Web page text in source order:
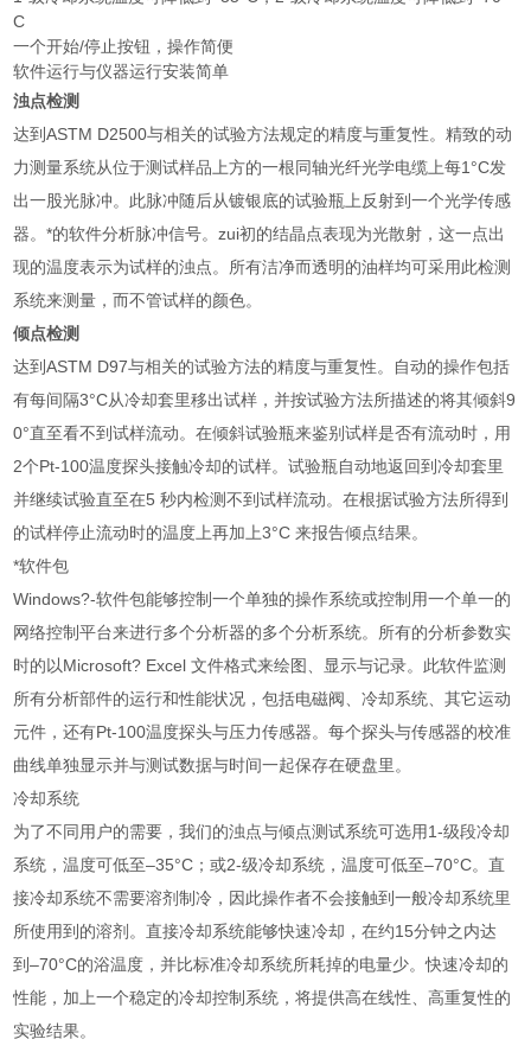
C
一个开始/停止按钮，操作简便
软件运行与仪器运行安装简单
浊点检测
达到ASTM D2500与相关的试验方法规定的精度与重复性。精致的动
力测量系统从位于测试样品上方的一根同轴光纤光学电缆上每1°C发
出一股光脉冲。此脉冲随后从镀银底的试验瓶上反射到一个光学传感
器。*的软件分析脉冲信号。zui初的结晶点表现为光散射，这一点出
现的温度表示为试样的浊点。所有洁净而透明的油样均可采用此检测
系统来测量，而不管试样的颜色。
倾点检测
达到ASTM D97与相关的试验方法的精度与重复性。自动的操作包括
有每间隔3°C从冷却套里移出试样，并按试验方法所描述的将其倾斜9
0°直至看不到试样流动。在倾斜试验瓶来鉴别试样是否有流动时，用
2个Pt-100温度探头接触冷却的试样。试验瓶自动地返回到冷却套里
并继续试验直至在5 秒内检测不到试样流动。在根据试验方法所得到
的试样停止流动时的温度上再加上3°C 来报告倾点结果。
*软件包
Windows?-软件包能够控制一个单独的操作系统或控制用一个单一的
网络控制平台来进行多个分析器的多个分析系统。所有的分析参数实
时的以Microsoft? Excel 文件格式来绘图、显示与记录。此软件监测
所有分析部件的运行和性能状况，包括电磁阀、冷却系统、其它运动
元件，还有Pt-100温度探头与压力传感器。每个探头与传感器的校准
曲线单独显示并与测试数据与时间一起保存在硬盘里。
冷却系统
为了不同用户的需要，我们的浊点与倾点测试系统可选用1-级段冷却
系统，温度可低至–35°C；或2-级冷却系统，温度可低至–70°C。直
接冷却系统不需要溶剂制冷，因此操作者不会接触到一般冷却系统里
所使用到的溶剂。直接冷却系统能够快速冷却，在约15分钟之内达
到–70°C的浴温度，并比标准冷却系统所耗掉的电量少。快速冷却的
性能，加上一个稳定的冷却控制系统，将提供高在线性、高重复性的
实验结果。